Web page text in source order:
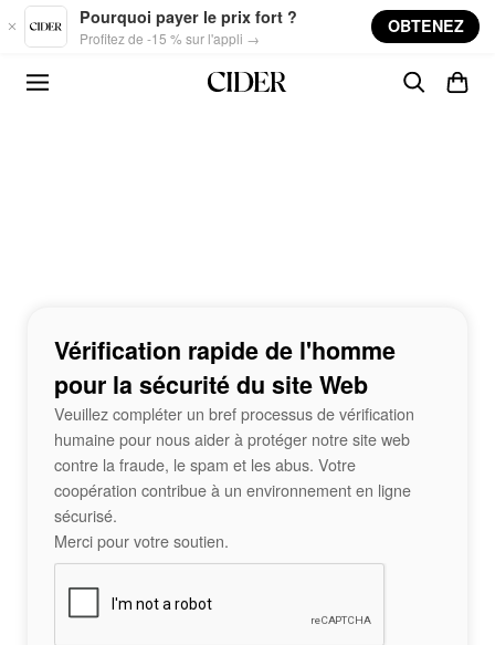
Skip to main content
Pourquoi payer le prix fort ?
Profitez de -15 % sur l'appli →
OBTENEZ
Vérification rapide de l'homme
pour la sécurité du site Web
Veuillez compléter un bref processus de vérification
humaine pour nous aider à protéger notre site web
contre la fraude, le spam et les abus. Votre
coopération contribue à un environnement en ligne
sécurisé.
Merci pour votre soutien.